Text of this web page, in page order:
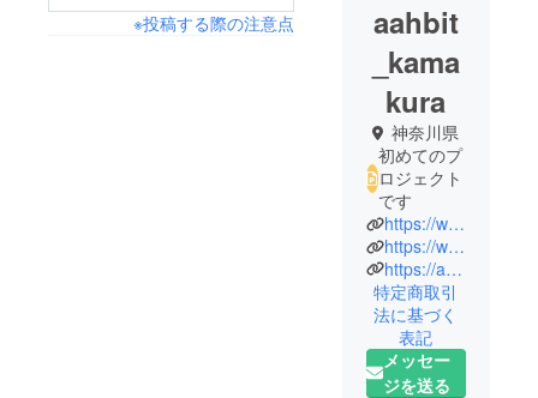
※投稿する際の注意点
aahbit
_kama
kura
神奈川県
初めてのプ
ロジェクト
です
https://www.instagram.com/aah_bit/
https://www.facebook.com/AaHbit
https://aahbit.com/
特定商取引
法に基づく
表記
メッセー
ジを送る